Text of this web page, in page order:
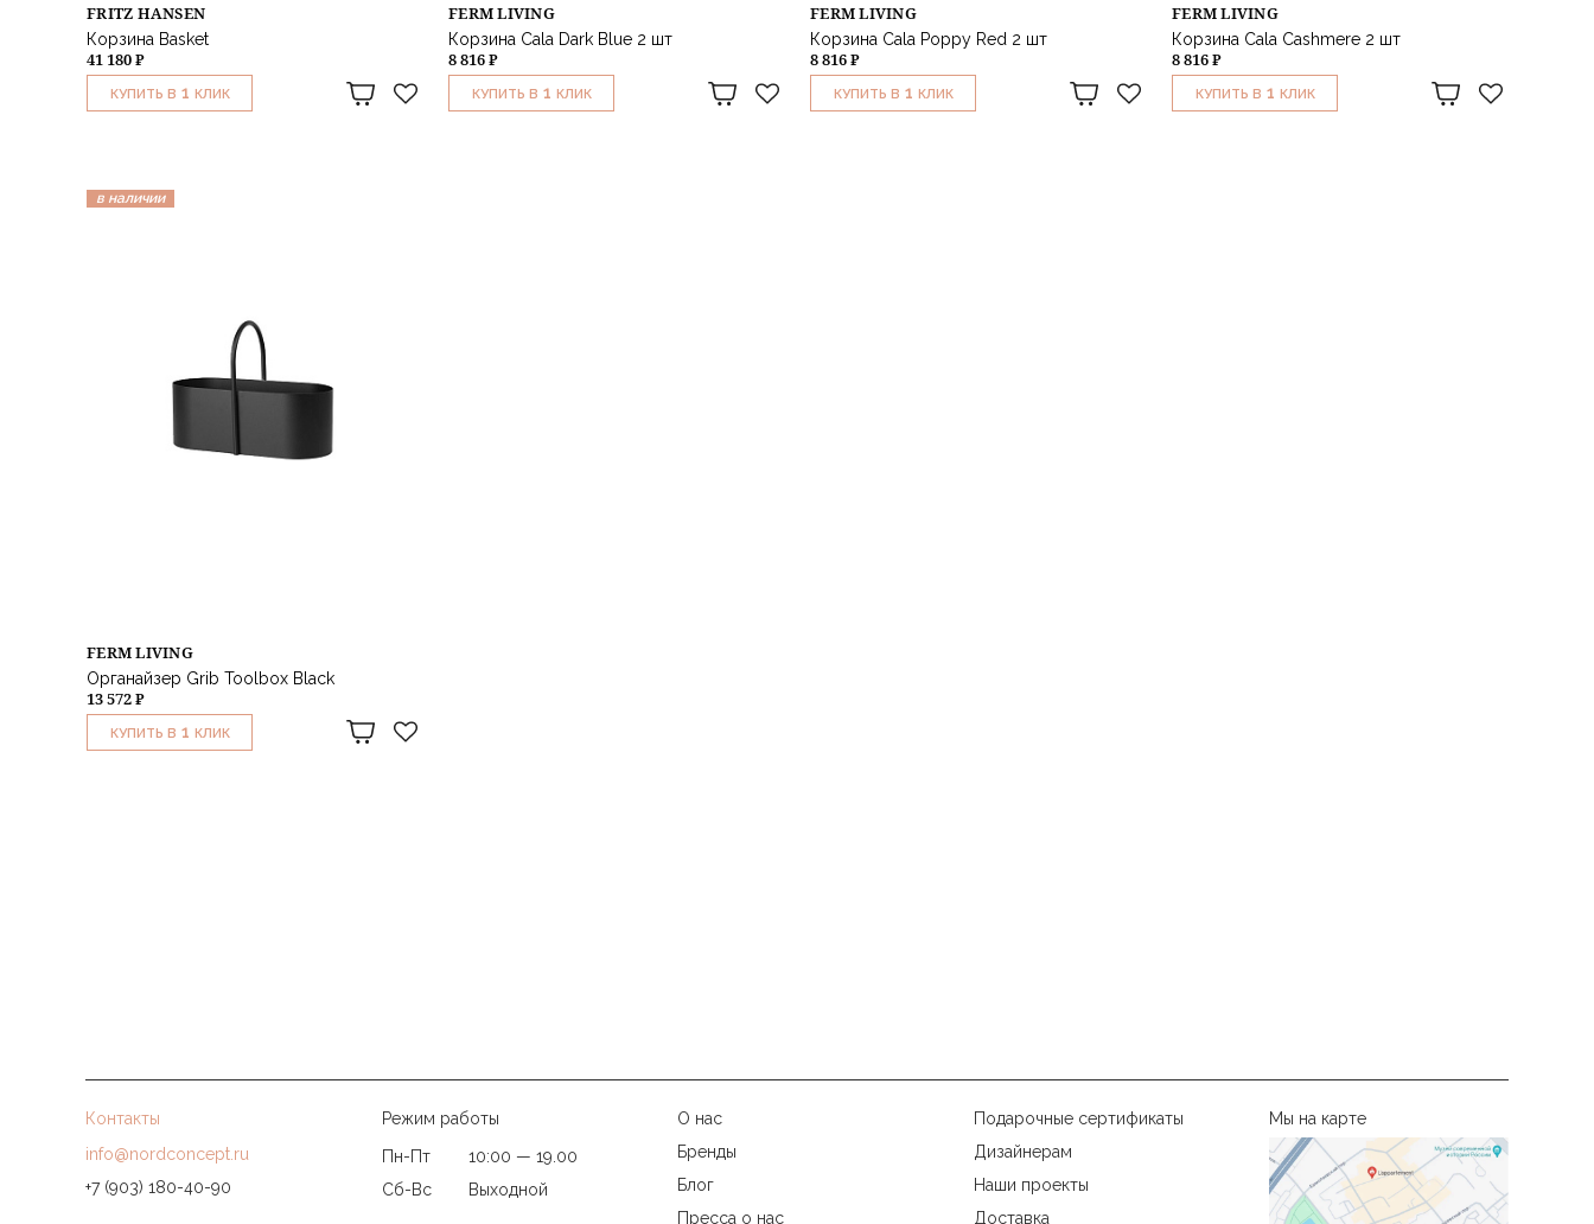
FRITZ HANSEN
Корзина Basket
41 180 ₽
КУПИТЬ В 1 КЛИК
FERM LIVING
Корзина Cala Dark Blue 2 шт
8 816 ₽
КУПИТЬ В 1 КЛИК
FERM LIVING
Корзина Cala Poppy Red 2 шт
8 816 ₽
КУПИТЬ В 1 КЛИК
FERM LIVING
Корзина Cala Cashmere 2 шт
8 816 ₽
КУПИТЬ В 1 КЛИК
в наличии
FERM LIVING
Органайзер Grib Toolbox Black
13 572 ₽
КУПИТЬ В 1 КЛИК
Контакты
info@nordconcept.ru
+7 (903) 180-40-90
Режим работы
Пн-Пт
10:00 — 19.00
Сб-Вс
Выходной
Мы на карте
О нас
Подарочные сертификаты
Бренды
Дизайнерам
Блог
Наши проекты
Пресса о нас
Доставка